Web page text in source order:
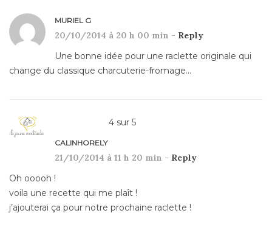
MURIEL G
20/10/2014 à 20 h 00 min - Reply
Une bonne idée pour une raclette originale qui
change du classique charcuterie-fromage…
4 sur 5
CALINHORELY
21/10/2014 à 11 h 20 min - Reply
Oh ooooh !
voila une recette qui me plaît !
j’ajouterai ça pour notre prochaine raclette !